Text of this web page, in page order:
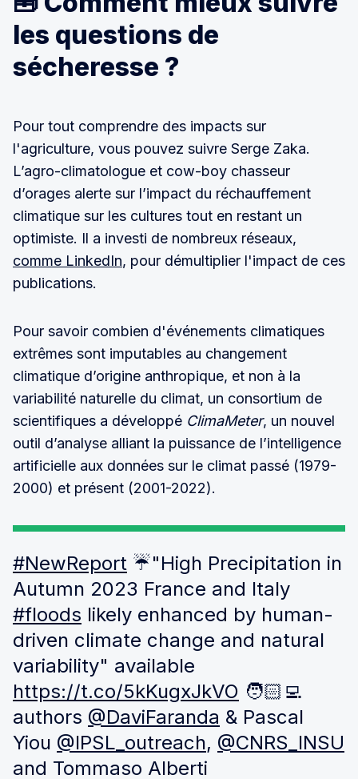
les questions de
sécheresse ?
Pour tout comprendre des impacts sur
l'agriculture, vous pouvez suivre Serge Zaka.
L’agro-climatologue et cow-boy chasseur
d’orages alerte sur l’impact du réchauffement
climatique sur les cultures tout en restant un
optimiste. Il a investi de nombreux réseaux,
comme LinkedIn, pour démultiplier l'impact de ces
publications.
Pour savoir combien d'événements climatiques
extrêmes sont imputables au changement
climatique d’origine anthropique, et non à la
variabilité naturelle du climat, un consortium de
scientifiques a développé ClimaMeter, un nouvel
outil d’analyse alliant la puissance de l’intelligence
artificielle aux données sur le climat passé (1979-
2000) et présent (2001-2022).
#NewReport ☔️"High Precipitation in
Autumn 2023 France and Italy
#floods likely enhanced by human-
driven climate change and natural
variability" available
https://t.co/5kKugxJkVO 🧑🏻‍💻
authors @DaviFaranda & Pascal
Yiou @IPSL_outreach, @CNRS_INSU
and Tommaso Alberti